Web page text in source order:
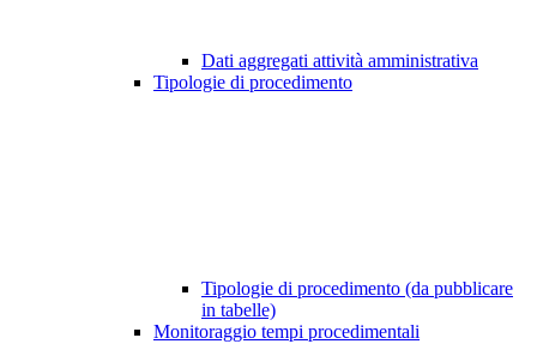
Dati aggregati attività amministrativa
Tipologie di procedimento
Tipologie di procedimento (da pubblicare
in tabelle)
Monitoraggio tempi procedimentali